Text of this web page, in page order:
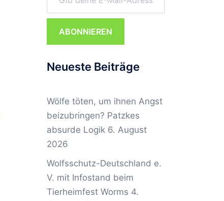
ABONNIEREN
Neueste Beiträge
Wölfe töten, um ihnen Angst
beizubringen? Patzkes
absurde Logik 6. August
2026
Wolfsschutz-Deutschland e.
V. mit Infostand beim
Tierheimfest Worms 4.